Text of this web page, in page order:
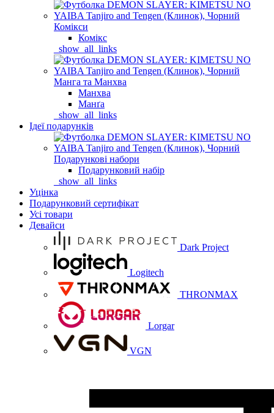
Комікси
Комікс
_show_all_links
Манга та Манхва
Манхва
Манґа
_show_all_links
Ідеї подарунків
Подарункові набори
Подарунковий набір
_show_all_links
Уцінка
Подарунковий сертифікат
Усі товари
Девайси
Dark Project
Logitech
THRONMAX
Lorgar
VGN